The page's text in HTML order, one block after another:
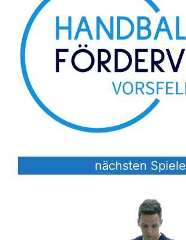
nächsten Spiele